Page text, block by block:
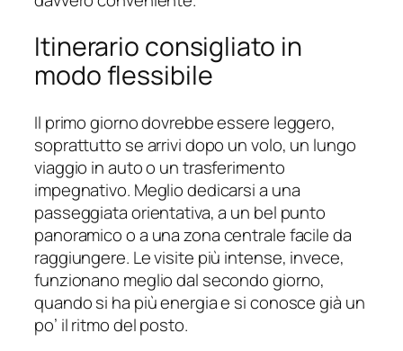
Itinerario consigliato in
modo flessibile
Il primo giorno dovrebbe essere leggero,
soprattutto se arrivi dopo un volo, un lungo
viaggio in auto o un trasferimento
impegnativo. Meglio dedicarsi a una
passeggiata orientativa, a un bel punto
panoramico o a una zona centrale facile da
raggiungere. Le visite più intense, invece,
funzionano meglio dal secondo giorno,
quando si ha più energia e si conosce già un
po’ il ritmo del posto.